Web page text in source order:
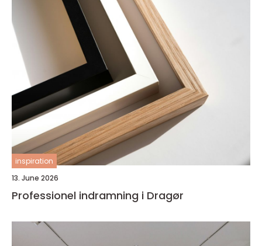
inspiration
13. June 2026
Professionel indramning i Dragør